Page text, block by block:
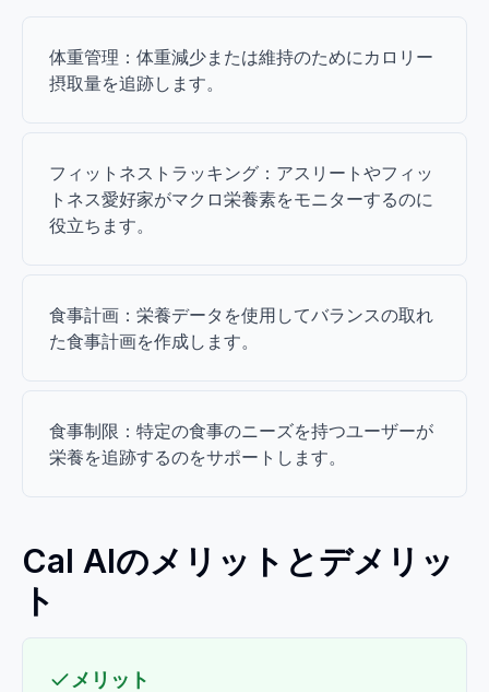
体重管理：体重減少または維持のためにカロリー
摂取量を追跡します。
フィットネストラッキング：アスリートやフィッ
トネス愛好家がマクロ栄養素をモニターするのに
役立ちます。
食事計画：栄養データを使用してバランスの取れ
た食事計画を作成します。
食事制限：特定の食事のニーズを持つユーザーが
栄養を追跡するのをサポートします。
Cal AIのメリットとデメリッ
ト
メリット